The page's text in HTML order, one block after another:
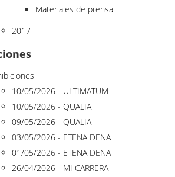
Materiales de prensa
2017
10/05/2026 - ULTIMATUM
10/05/2026 - QUALIA
09/05/2026 - QUALIA
03/05/2026 - ETENA DENA
01/05/2026 - ETENA DENA
26/04/2026 - MI CARRERA